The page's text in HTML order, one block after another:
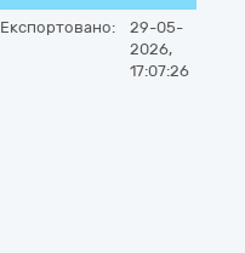
Експортовано:
29-05-
2026,
17:07:26